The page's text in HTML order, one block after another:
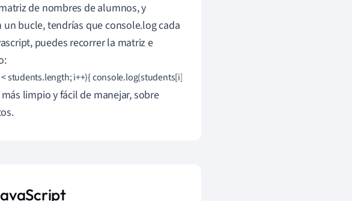
de nombres de alumnos, y
bucle, tendrías que console.log cada
puedes recorrer la matriz e
students.length; i++){ console.log(students[i]);
limpio y fácil de manejar, sobre